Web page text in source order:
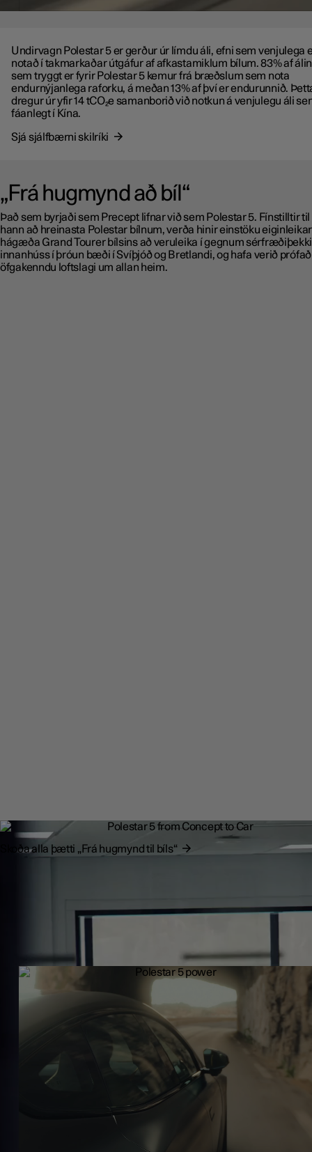
Undirvagn Polestar 5 er gerður úr límdu áli, efni sem venjulega
notað í takmarkaðar útgáfur af afkastamiklum bílum. 83% af
sem tryggt er fyrir Polestar 5 kemur frá bræðslum sem nota
endurnýjanlega raforku, á meðan 13% af því er endurunnið.
dregur úr yfir 14 tCO₂e samanborið við notkun á venjulegu áli
fáanlegt í Kína.
Sjá sjálfbærni skilríki
„Frá hugmynd að bíl“
Það sem byrjaði sem Precept lifnar við sem Polestar 5. Fínstilltir til
hann að hreinasta Polestar bílnum, verða hinir einstöku eiginleikar
hágæða Grand Tourer bílsins að veruleika í gegnum
innanhúss í þróun bæði í Svíþjóð og Bretlandi, og hafa verið
öfgakenndu loftslagi um allan heim.
Skoða alla þætti „Frá hugmynd til bíls“
Polestar 5 rúmar allt að fimm fullorðna og farangur þeirra en býr